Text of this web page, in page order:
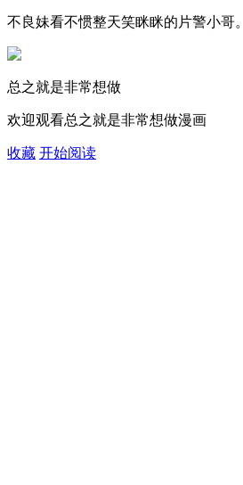
不良妹看不惯整天笑眯眯的片警小哥。
总之就是非常想做
欢迎观看总之就是非常想做漫画
收藏 开始阅读